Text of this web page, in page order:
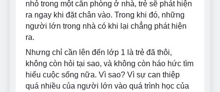
nhỏ trong một căn phòng ở nhà, trẻ sẽ phát hiện
ra ngay khi đặt chân vào. Trong khi đó, những
người lớn trong nhà có khi lại chẳng phát hiện
ra.
Nhưng chỉ cần lên đến lớp 1 là trẻ đã thôi,
không còn hỏi tại sao, và không còn háo hức tìm
hiểu cuộc sống nữa. Vì sao? Vì sự can thiệp
quá nhiều của người lớn vào quá trình học của